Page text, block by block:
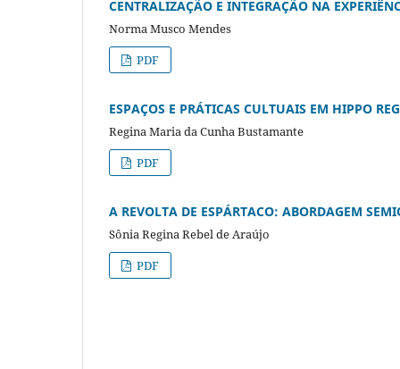
CENTRALIZAÇÃO E INTEGRAÇÃO NA
Norma Musco Mendes
PDF
ESPAÇOS E PRÁTICAS CULTUAIS EM HIPPO
Regina Maria da Cunha Bustamante
PDF
A REVOLTA DE ESPÁRTACO: ABORDAGEM
Sônia Regina Rebel de Araújo
PDF